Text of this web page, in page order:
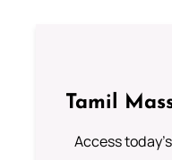
Tamil
Access